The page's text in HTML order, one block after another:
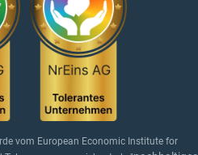
vom European Economic Institute for